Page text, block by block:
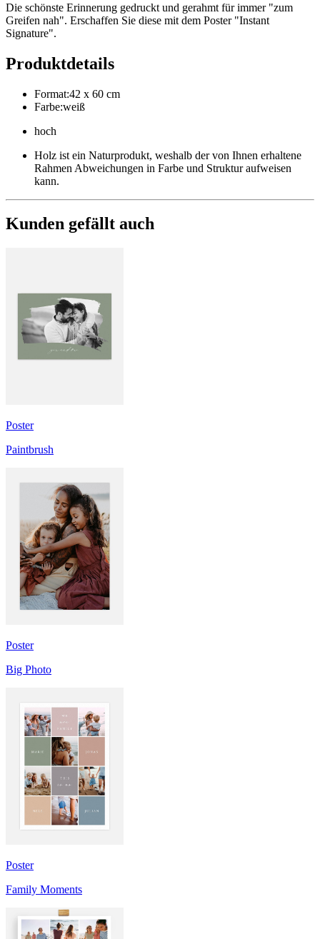
Die schönste Erinnerung gedruckt und gerahmt für immer "zum
Greifen nah". Erschaffen Sie diese mit dem Poster "Instant
Signature".
Produktdetails
Format:42 x 60 cm
Farbe:weiß
hoch
Holz ist ein Naturprodukt, weshalb der von Ihnen erhaltene
Rahmen Abweichungen in Farbe und Struktur aufweisen
kann.
Kunden gefällt auch
Poster
Paintbrush
Poster
Big Photo
Poster
Family Moments